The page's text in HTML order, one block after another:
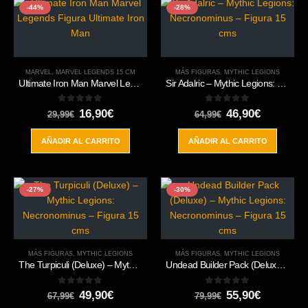
-44%
MARVEL MARVEL LEGENDS 15 CM
Ultimate Iron Man Marvel Legends Figura Ultimate Iron Man
0out of 5
29,99€ El
precio
era:
29,99€.
16,90€El
es:
16,90€.
AÑADIR AL CARRITO
-28%
MÁS FIGURAS MYTHIC LEGIONS
0out of 5
64,99€ El
precio
era:
64,99€.
46,90€El
es:
46,90€.
AÑADIR AL CARRITO
-27%
MÁS FIGURAS, MYTHIC LEGIONS
The Turpiculi (Deluxe) – Mythic Legions: Necronominus – Figura 15 cms
0out of 5
67,99€ El
49,90€El
-30%
MÁS FIGURAS, MYTHIC LEGIONS
Undead Builder Pack (Deluxe) – Mythic Legions: Necronominus – Figura 15 cms
0out of 5
79,99€ El
55,90€El